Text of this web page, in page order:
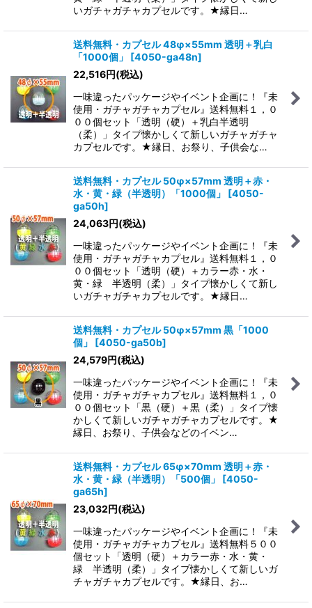
いガチャガチャカプセルです。★縁日…
送料無料・カプセル 48φ×55mm 透明＋乳白
「1000個」
[4050-ga48n]
22,516円(税込)
一味違ったパッケージやイベント企画に！『未
使用・ガチャガチャカプセル』送料無料１，０
００個セット「透明（硬）＋乳白半透明
（柔）」タイプ懐かしくて新しいガチャガチャ
カプセルです。★縁日、お祭り、子供会な…
送料無料・カプセル 50φ×57mm 透明＋赤・
水・黄・緑（半透明）「1000個」
[4050-
ga50h]
24,063円(税込)
一味違ったパッケージやイベント企画に！『未
使用・ガチャガチャカプセル』送料無料１，０
００個セット「透明（硬）＋カラー赤・水・
黄・緑 半透明（柔）」タイプ懐かしくて新し
いガチャガチャカプセルです。★縁日…
送料無料・カプセル 50φ×57mm 黒「1000
個」
[4050-ga50b]
24,579円(税込)
一味違ったパッケージやイベント企画に！『未
使用・ガチャガチャカプセル』送料無料１，０
００個セット「黒（硬）＋黒（柔）」タイプ懐
かしくて新しいガチャガチャカプセルです。★
縁日、お祭り、子供会などのイベン…
送料無料・カプセル 65φ×70mm 透明＋赤・
水・黄・緑（半透明）「500個」
[4050-
ga65h]
23,032円(税込)
一味違ったパッケージやイベント企画に！『未
使用・ガチャガチャカプセル』送料無料５００
個セット「透明（硬）＋カラー赤・水・黄・
緑 半透明（柔）」タイプ懐かしくて新しいガ
チャガチャカプセルです。★縁日、お…